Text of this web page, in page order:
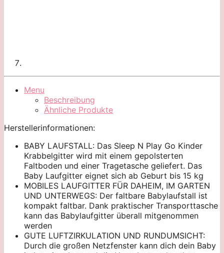
Menu
Beschreibung
Ähnliche Produkte
Herstellerinformationen:
BABY LAUFSTALL: Das Sleep N Play Go Kinder
Krabbelgitter wird mit einem gepolsterten
Faltboden und einer Tragetasche geliefert. Das
Baby Laufgitter eignet sich ab Geburt bis 15 kg
MOBILES LAUFGITTER FÜR DAHEIM, IM GARTEN
UND UNTERWEGS: Der faltbare Babylaufstall ist
kompakt faltbar. Dank praktischer Transporttasche
kann das Babylaufgitter überall mitgenommen
werden
GUTE LUFTZIRKULATION UND RUNDUMSICHT:
Durch die großen Netzfenster kann dich dein Baby